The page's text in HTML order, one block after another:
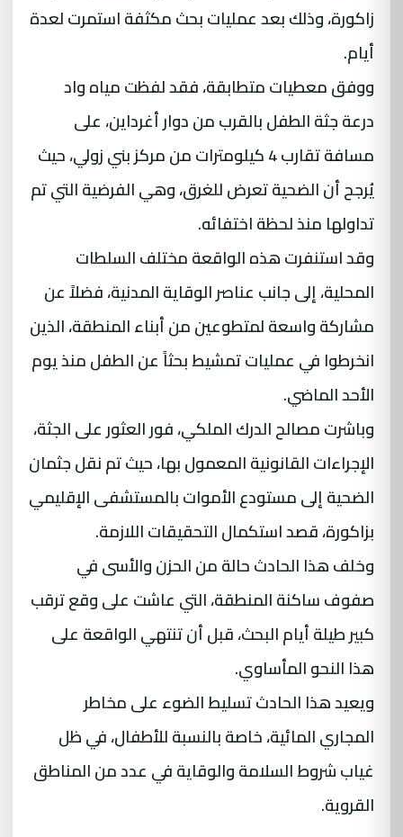
زاكورة، وذلك بعد عمليات بحث مكثفة استمرت لعدة
أيام.
ووفق معطيات متطابقة، فقد لفظت مياه واد
درعة جثة الطفل بالقرب من دوار أغرداين، على
مسافة تقارب 4 كيلومترات من مركز بني زولي، حيث
يُرجح أن الضحية تعرض للغرق، وهي الفرضية التي تم
تداولها منذ لحظة اختفائه.
وقد استنفرت هذه الواقعة مختلف السلطات
المحلية، إلى جانب عناصر الوقاية المدنية، فضلاً عن
مشاركة واسعة لمتطوعين من أبناء المنطقة، الذين
انخرطوا في عمليات تمشيط بحثاً عن الطفل منذ يوم
الأحد الماضي.
وباشرت مصالح الدرك الملكي، فور العثور على الجثة،
الإجراءات القانونية المعمول بها، حيث تم نقل جثمان
الضحية إلى مستودع الأموات بالمستشفى الإقليمي
بزاكورة، قصد استكمال التحقيقات اللازمة.
وخلف هذا الحادث حالة من الحزن والأسى في
صفوف ساكنة المنطقة، التي عاشت على وقع ترقب
كبير طيلة أيام البحث، قبل أن تنتهي الواقعة على
هذا النحو المأساوي.
ويعيد هذا الحادث تسليط الضوء على مخاطر
المجاري المائية، خاصة بالنسبة للأطفال، في ظل
غياب شروط السلامة والوقاية في عدد من المناطق
القروية.